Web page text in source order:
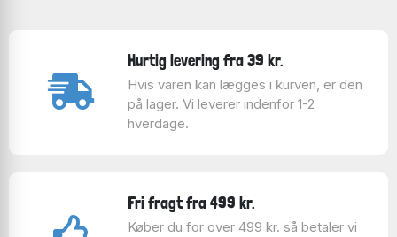
Hurtig levering fra 39 kr.
Hvis varen kan lægges i kurven, er den
på lager. Vi leverer indenfor 1-2
hverdage.
Fri fragt fra 499 kr.
Køber du for over 499 kr. så betaler vi